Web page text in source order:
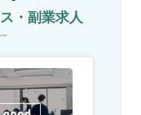
・副業求人